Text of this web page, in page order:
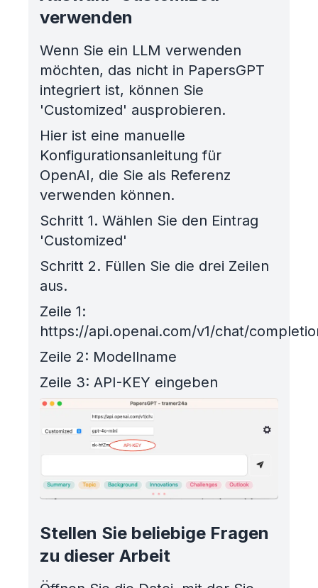
verwenden
Wenn Sie ein LLM verwenden
möchten, das nicht in PapersGPT
integriert ist, können Sie
'Customized' ausprobieren.
Hier ist eine manuelle
Konfigurationsanleitung für
OpenAI, die Sie als Referenz
verwenden können.
Schritt 1. Wählen Sie den Eintrag
'Customized'
Schritt 2. Füllen Sie die drei Zeilen
aus.
Zeile 1:
https://api.openai.com/v1/chat/
Zeile 2: Modellname
Zeile 3: API-KEY eingeben
Stellen Sie beliebige Fragen
zu dieser Arbeit